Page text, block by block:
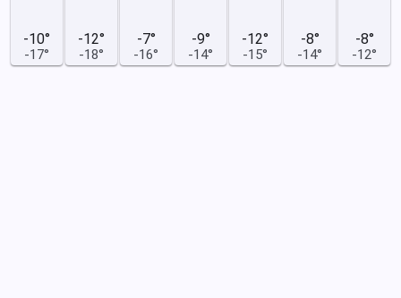
-10°
-17°
-12°
-18°
-7°
-16°
-9°
-14°
-12°
-15°
-8°
-14°
-8°
-12°